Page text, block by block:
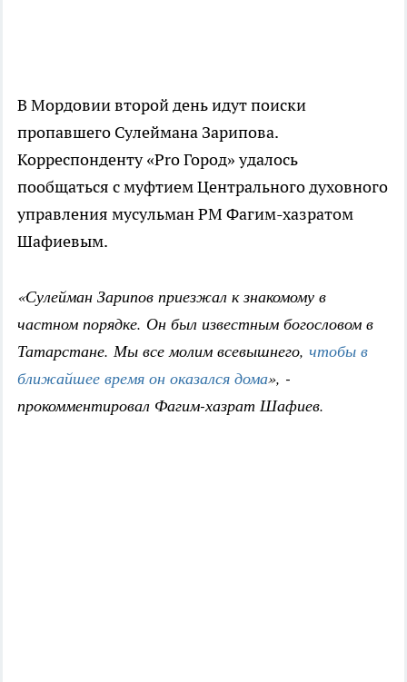
В Мордовии второй день идут поиски
пропавшего Сулеймана Зарипова.
Корреспонденту «Pro Город» удалось
пообщаться с муфтием Центрального духовного
управления мусульман РМ Фагим-хазратом
Шафиевым.
«Сулейман Зарипов приезжал к знакомому в
частном порядке. Он был известным богословом в
Татарстане. Мы все молим всевышнего, чтобы в
ближайшее время он оказался дома», -
прокомментировал Фагим-хазрат Шафиев.